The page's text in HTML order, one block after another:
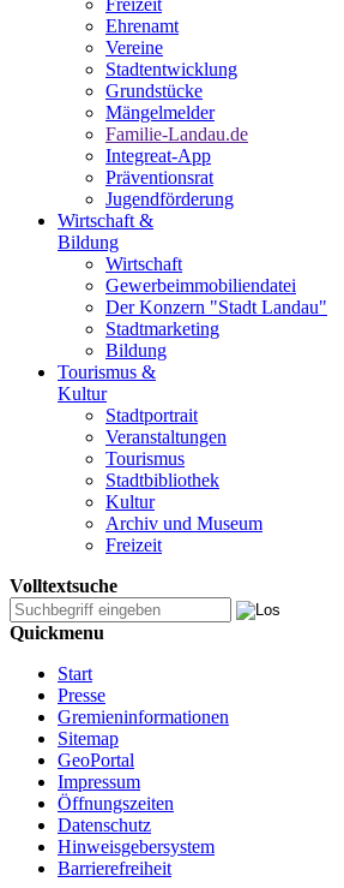
Freizeit
Ehrenamt
Vereine
Stadtentwicklung
Grundstücke
Mängelmelder
Familie-Landau.de
Integreat-App
Präventionsrat
Jugendförderung
Wirtschaft &
Bildung
Wirtschaft
Gewerbeimmobiliendatei
Der Konzern "Stadt Landau"
Stadtmarketing
Bildung
Tourismus &
Kultur
Stadtportrait
Veranstaltungen
Tourismus
Stadtbibliothek
Kultur
Archiv und Museum
Freizeit
Volltextsuche
Quickmenu
Start
Presse
Gremieninformationen
Sitemap
GeoPortal
Impressum
Öffnungszeiten
Datenschutz
Hinweisgebersystem
Barrierefreiheit